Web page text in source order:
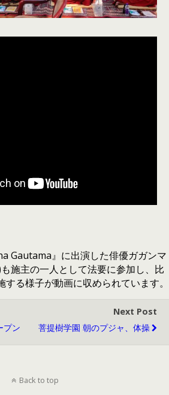
Gautama』に出演した俳優ガガンマ
施主の一人として法要に参加し、比
る様子が動画に収められています。
プン
Next Post
菩提樹学園 朝のプジャ、体操
Back to top